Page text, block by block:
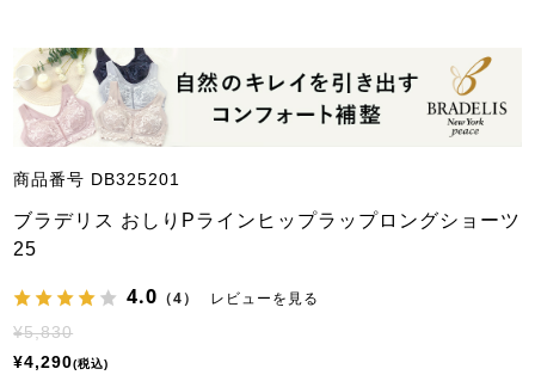
商品番号 DB325201
ブラデリス おしりPラインヒップラップロングショーツ
25
4.0 （4） レビューを見る
¥5,830
¥4,290 税込